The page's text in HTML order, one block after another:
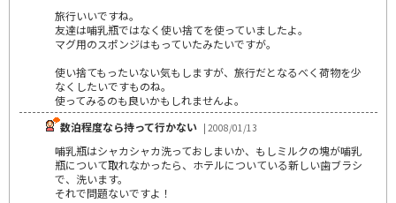
旅行いいですね。
友達は哺乳瓶ではなく使い捨てを使っていましたよ。
マグ用のスポンジはもっていたみたいですが。
使い捨てもったいない気もしますが、旅行だとなるべく荷物を少
なくしたいですものね。
使ってみるのも良いかもしれませんよ。
数泊程度なら持って行かない | 2008/01/13
哺乳瓶はシャカシャカ洗っておしまいか、もしミルクの塊が哺乳
瓶について取れなかったら、ホテルについている新しい歯ブラシ
で、洗います。
それで問題ないですよ！